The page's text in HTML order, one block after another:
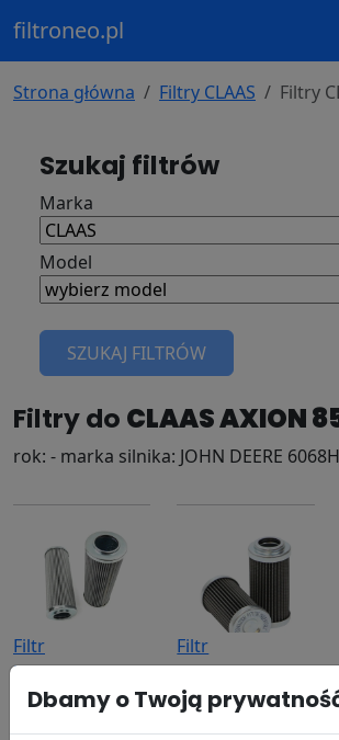
filtroneo.pl
Strona główna Filtry CLAAS Filtry
Szukaj filtrów
Marka
Model
SZUKAJ FILTRÓW
Filtry do CLAAS AXION
rok: - marka silnika: JOHN DEERE
Filtr
hydrauliczny
P164174
Filtr
hydrauliczny
P171706
Dbamy o Twoją